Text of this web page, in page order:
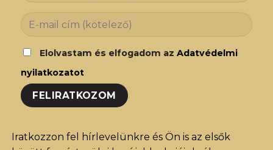
Elolvastam és elfogadom az Adatvédelmi
nyilatkozatot
Iratkozzon fel hírlevelünkre és Ön is az elsők